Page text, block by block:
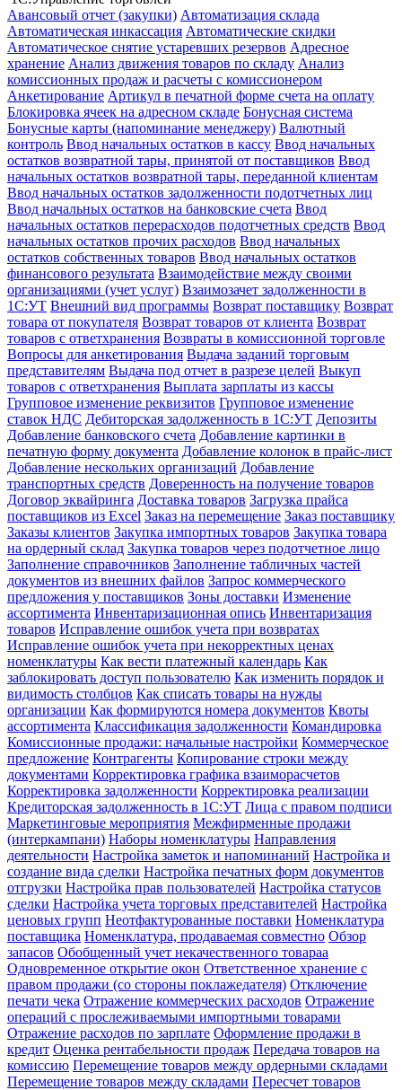
Авансовый отчет (закупки) Автоматизация склада
Автоматическая инкассация Автоматические скидки
Автоматическое снятие устаревших резервов Адресное
хранение Анализ движения товаров по складу Анализ
комиссионных продаж и расчеты с комиссионером
Анкетирование Артикул в печатной форме счета на оплату
Блокировка ячеек на адресном складе Бонусная система
Бонусные карты (напоминание менеджеру) Валютный
контроль Ввод начальных остатков в кассу Ввод начальных
остатков возвратной тары, принятой от поставщиков Ввод
начальных остатков возвратной тары, переданной клиентам
Ввод начальных остатков задолженности подотчетных лиц
Ввод начальных остатков на банковские счета Ввод
начальных остатков перерасходов подотчетных средств Ввод
начальных остатков прочих расходов Ввод начальных
остатков собственных товаров Ввод начальных остатков
финансового результата Взаимодействие между своими
организациями (учет услуг) Взаимозачет задолженности в
1С:УТ Внешний вид программы Возврат поставщику Возврат
товара от покупателя Возврат товаров от клиента Возврат
товаров с ответхранения Возвраты в комиссионной торговле
Вопросы для анкетирования Выдача заданий торговым
представителям Выдача под отчет в разрезе целей Выкуп
товаров с ответхранения Выплата зарплаты из кассы
Групповое изменение реквизитов Групповое изменение
ставок НДС Дебиторская задолженность в 1С:УТ Депозиты
Добавление банковского счета Добавление картинки в
печатную форму документа Добавление колонок в прайс-лист
Добавление нескольких организаций Добавление
транспортных средств Доверенность на получение товаров
Договор эквайринга Доставка товаров Загрузка прайса
поставщиков из Excel Заказ на перемещение Заказ поставщику
Заказы клиентов Закупка импортных товаров Закупка товара
на ордерный склад Закупка товаров через подотчетное лицо
Заполнение справочников Заполнение табличных частей
документов из внешних файлов Запрос коммерческого
предложения у поставщиков Зоны доставки Изменение
ассортимента Инвентаризационная опись Инвентаризация
товаров Исправление ошибок учета при возвратах
Исправление ошибок учета при некорректных ценах
номенклатуры Как вести платежный календарь Как
заблокировать доступ пользователю Как изменить порядок и
видимость столбцов Как списать товары на нужды
организации Как формируются номера документов Квоты
ассортимента Классификация задолженности Командировка
Комиссионные продажи: начальные настройки Коммерческое
предложение Контрагенты Копирование строки между
документами Корректировка графика взаиморасчетов
Корректировка задолженности Корректировка реализации
Кредиторская задолженность в 1С:УТ Лица с правом подписи
Маркетинговые мероприятия Межфирменные продажи
(интеркампани) Наборы номенклатуры Направления
деятельности Настройка заметок и напоминаний Настройка и
создание вида сделки Настройка печатных форм документов
отгрузки Настройка прав пользователей Настройка статусов
сделки Настройка учета торговых представителей Настройка
ценовых групп Неотфактурованные поставки Номенклатура
поставщика Номенклатура, продаваемая совместно Обзор
запасов Обобщенный учет некачественного товараа
Одновременное открытие окон Ответственное хранение с
правом продажи (со стороны поклажедателя) Отключение
печати чека Отражение коммерческих расходов Отражение
операций с прослеживаемыми импортными товарами
Отражение расходов по зарплате Оформление продажи в
кредит Оценка рентабельности продаж Передача товаров на
комиссию Перемещение товаров между ордерными складами
Перемещение товаров между складами Пересчет товаров